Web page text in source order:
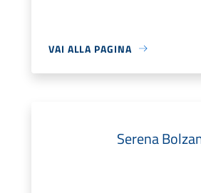
VAI ALLA PAGINA
Serena